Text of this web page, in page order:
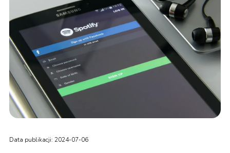
Data publikacji: 2024-07-06